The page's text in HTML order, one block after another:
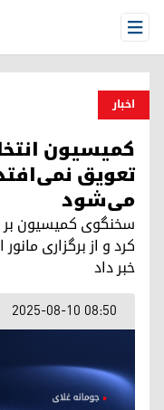
Open Menu
اخبار
کمیسیون
تعویق
می‌شود
کرد و از برگزاری
خبر داد
2025-08-10 08:50